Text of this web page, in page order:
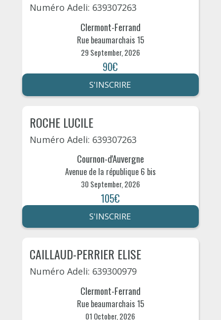
Numéro Adeli: 639307263
Clermont-Ferrand
Rue beaumarchais 15
29 September, 2026
90€
S'INSCRIRE
ROCHE LUCILE
Numéro Adeli: 639307263
Cournon-d'Auvergne
Avenue de la république 6 bis
30 September, 2026
105€
S'INSCRIRE
CAILLAUD-PERRIER ELISE
Numéro Adeli: 639300979
Clermont-Ferrand
Rue beaumarchais 15
01 October, 2026